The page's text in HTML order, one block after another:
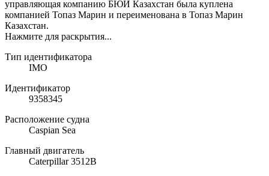
управляющая компанию БЮИ Казахстан была куплена
компанией Топаз Марин и переименована в Топаз Марин
Казахстан.
Нажмите для раскрытия...
Тип идентификатора
IMO
Идентификатор
9358345
Расположение судна
Caspian Sea
Главный двигатель
Caterpillar 3512B